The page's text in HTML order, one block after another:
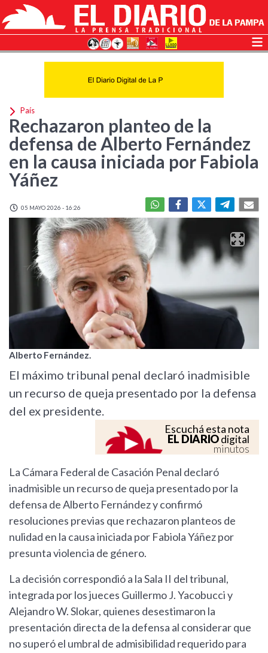
País
Rechazaron planteo de la
defensa de Alberto Fernández
en la causa iniciada por Fabiola
Yáñez
05 MAYO 2026 - 16:26
Alberto Fernández.
El máximo tribunal penal declaró inadmisible
un recurso de queja presentado por la defensa
del ex presidente.
Escuchá esta nota
EL DIARIOdigital
minutos
La Cámara Federal de Casación Penal declaró
inadmisible un recurso de queja presentado por la
defensa de Alberto Fernández y confirmó
resoluciones previas que rechazaron planteos de
nulidad en la causa iniciada por Fabiola Yáñez por
presunta violencia de género.
La decisión correspondió a la Sala II del tribunal,
integrada por los jueces Guillermo J. Yacobucci y
Alejandro W. Slokar, quienes desestimaron la
presentación directa de la defensa al considerar que
no superó el umbral de admisibilidad requerido para